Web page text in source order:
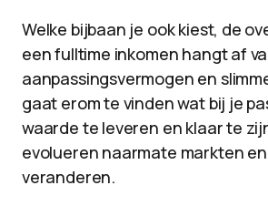
Welke bijbaan je ook kiest, de
een fulltime inkomen hangt af
aanpassingsvermogen en
gaat erom te vinden wat bij je
waarde te leveren en klaar te
evolueren naarmate markten
veranderen.